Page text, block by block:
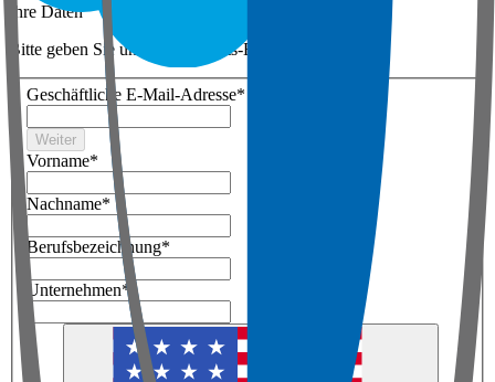
Ihre Daten
Bitte geben Sie unten die Arbeits-E-Mail ein
Geschäftliche E-Mail-Adresse*
Weiter
Vorname*
Nachname*
Berufsbezeichnung*
Unternehmen*